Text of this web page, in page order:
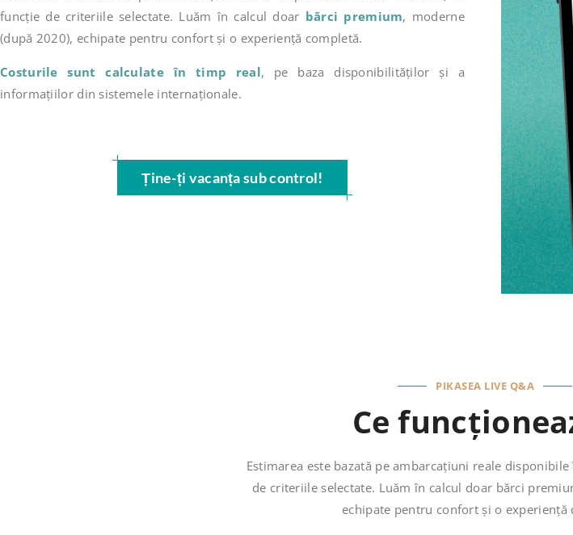
funcție de criteriile selectate. Luăm în calcul doar bărci premium, moderne
(după 2020), echipate pentru confort și o experiență completă.
Costurile sunt calculate în timp real, pe baza disponibilităților și a
informațiilor din sistemele internaționale.
Ține-ți vacanța sub control!
PIKASEA LIVE Q&A
Ce
Estimarea este bazată pe ambarcațiuni reale
de criteriile selectate. Luăm în calcul doar bărci
echipate pentru confort și o experiență